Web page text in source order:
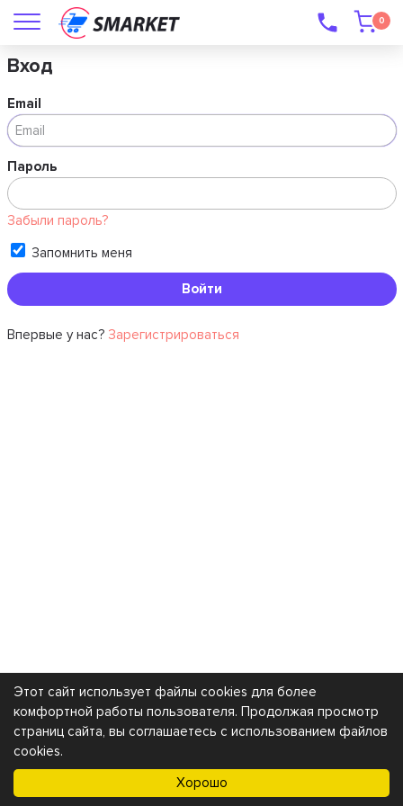
Хорошо
Этот сайт использует файлы cookies для более
комфортной работы пользователя. Продолжая просмотр
страниц сайта, вы соглашаетесь с использованием файлов
cookies.
0
Вход
Email
Пароль
Забыли пароль?
Запомнить меня
Впервые у нас? Зарегистрироваться